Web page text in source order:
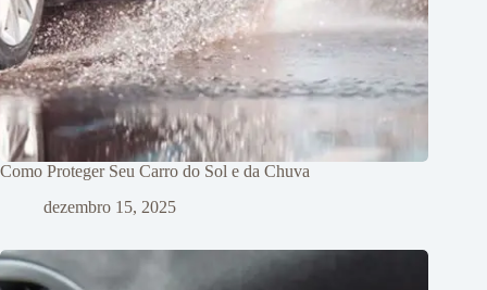
Como Proteger Seu Carro do Sol e da Chuva
dezembro 15, 2025